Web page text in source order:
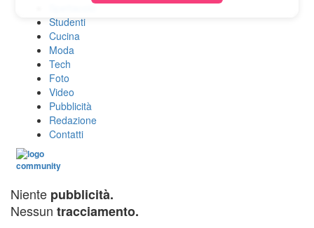
Spettacolo
Studenti
Cucina
Moda
Tech
Foto
Video
Pubblicità
Redazione
Contatti
Niente pubblicità.
Nessun tracciamento.